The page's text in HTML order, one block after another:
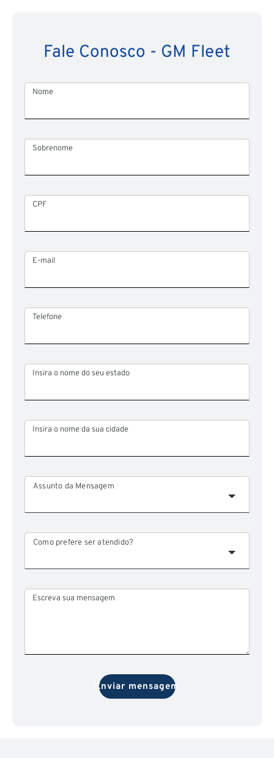
Fale Conosco - GM Fleet
Nome
Sobrenome
CPF
E-mail
Telefone
Insira o nome do seu estado
Insira o nome da sua cidade
Assunto da Mensagem
Como prefere ser atendido?
Escreva sua mensagem
Enviar mensagem